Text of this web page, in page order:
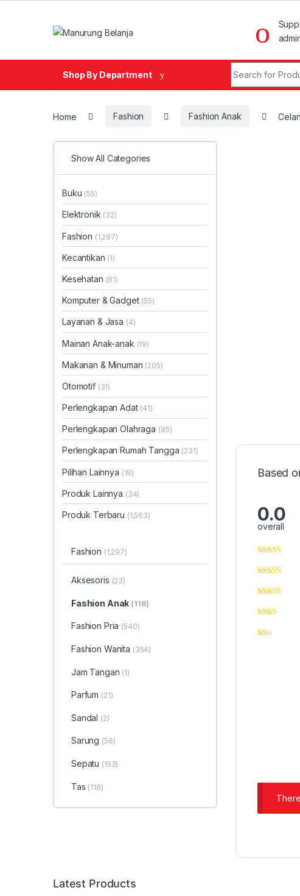
Shop By Department
Home Fashion Fashion Anak
Based
0.0
overall
Show All Categories
Buku (55)
Elektronik (32)
Fashion (1,297)
Kecantikan (1)
Kesehatan (91)
Komputer & Gadget (55)
Layanan & Jasa (4)
Mainan Anak-anak (19)
Makanan & Minuman (205)
Otomotif (31)
Perlengkapan Adat (41)
Perlengkapan Olahraga (85)
Perlengkapan Rumah Tangga (231)
Pilihan Lainnya (19)
Produk Lainnya (34)
Produk Terbaru (1,563)
Fashion (1,297)
Aksesoris (23)
Fashion Anak (116)
Fashion Pria (540)
Fashion Wanita (354)
Jam Tangan (1)
Parfum (21)
Sandal (2)
Sarung (56)
Sepatu (153)
Tas (118)
Latest Products